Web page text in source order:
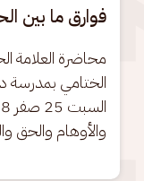
فوارق ما بين
محاضرة العلامة
الختامي بمدرسة
والأوهام والحق